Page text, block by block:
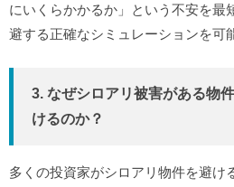
にいくらかかるか」という不安を最
避する正確なシミュレーションを可
3. なぜシロアリ被害がある物
けるのか？
多くの投資家がシロアリ物件を避け